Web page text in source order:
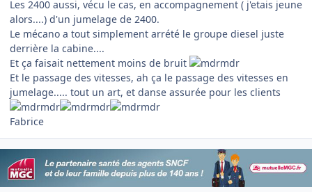
Les 2400 aussi, vécu le cas, en accompagnement ( j'etais jeune
alors....) d'un jumelage de 2400.
Le mécano a tout simplement arrété le groupe diesel juste
derrière la cabine....
Et ça faisait nettement moins de bruit
Et le passage des vitesses, ah ça le passage des vitesses en
jumelage..... tout un art, et danse assurée pour les clients
Fabrice